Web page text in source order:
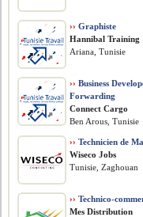
›› Graphiste
Hannibal Training
Ariana, Tunisie
›› Business
Forwarding
Connect Cargo
Ben Arous, Tunisie
›› Technicien de
Wiseco Jobs
Tunisie, Zaghouan
›› Technico-
Mes Distribution